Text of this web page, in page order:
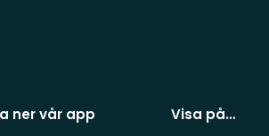
ner vår app Visa på…